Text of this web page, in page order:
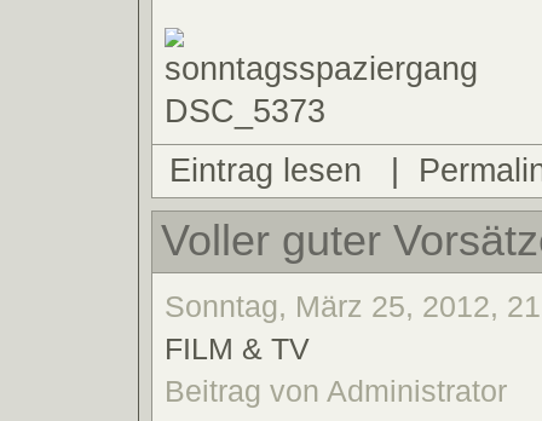
Eintrag lesen
Voller guter
Sonntag, März 25, 2012,
FILM & TV
Beitrag von Administrator